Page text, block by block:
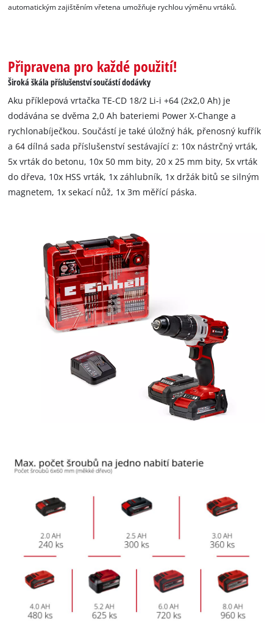
potřebujeme váš souhlas!
visitor. The website owner needs to setup
the site with their CMP to add this content
to the list of technologies used.
Usercentrics Consent
Management Platform
automatickým zajištěním vřetena umožňuje rychlou výměnu vrtáků.
Připravena pro každé použití!
Široká škála příslušenství součástí dodávky
Aku příklepová vrtačka TE-CD 18/2 Li-i +64 (2x2,0 Ah) je
dodávána se dvěma 2,0 Ah bateriemi Power X-Change a
rychlonabíječkou. Součástí je také úložný hák, přenosný kufřík
a 64 dílná sada příslušenství sestávající z: 10x nástrčný vrták,
5x vrták do betonu, 10x 50 mm bity, 20 x 25 mm bity, 5x vrták
do dřeva, 10x HSS vrták, 1x záhlubník, 1x držák bitů se silným
magnetem, 1x sekací nůž, 1x 3m měřící páska.